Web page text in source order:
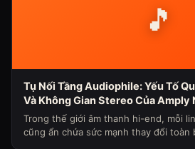
🎵
Tụ Nối Tầng Audiophile: Yếu Tố
Và Không Gian Stereo Của Amply
Nhìn Chuyên Gia Từ Bảo Hùng
Trong thế giới âm thanh hi-end, mỗi
cũng ẩn chứa sức mạnh thay đổi toàn